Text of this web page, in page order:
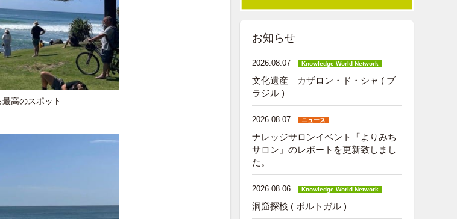
高のスポット
お知らせ
2026.08.07 Knowledge World Network
文化遺産 カザロン・ド・シャ ( ブ
ラジル )
2026.08.07 ニュース
ナレッジサロンイベント「よりみち
サロン」のレポートを更新致しまし
た。
2026.08.06 Knowledge World Network
洞窟探検 ( ポルトガル )